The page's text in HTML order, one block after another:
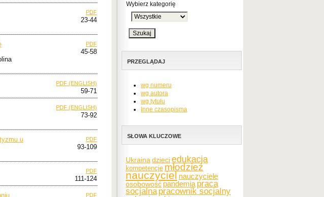
Wybierz kategorię
PRZEGLĄDAJ
wg numeru
wg autora
wg tytułu
Inne czasopisma
SŁOWA KLUCZOWE
Ukraina dzieci edukacja
kompetencje młodzież
nauczyciel nauczyciele
osobowość pandemia praca
socjalna pracownik socjalny
PDF
23-44
PDF
45-58
PDF (ENGLISH)
59-71
PDF (ENGLISH)
73-92
u
PDF
93-109
PDF
111-124
PDF